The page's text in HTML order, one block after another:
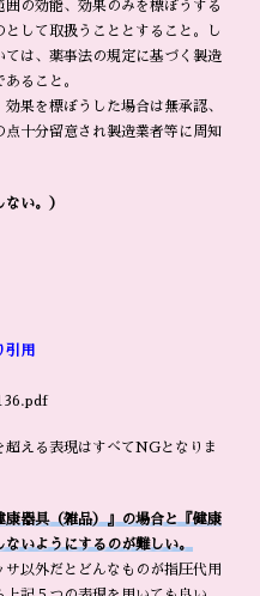
囲の効能、効果のみを標ぼうする
して取扱うこととすること。し
は、薬事法の規定に基づく製造
ること。
果を標ぼうした場合は無承認、
十分留意され製造業者等に周知
い。）
引用
超える表現はすべてNGとなりま
康器具（雑品）』の場合と『健康
いようにするのが難しい。
以外だとどんなものが指圧代用